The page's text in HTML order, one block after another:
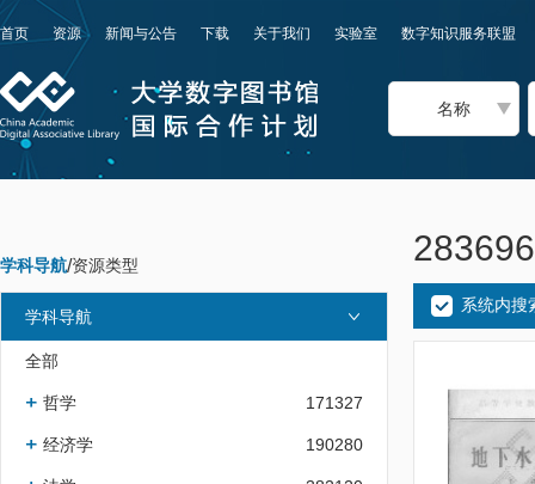
首页 资源 新闻与公告 下载 关于我们 实验室 数字知识服务联盟
名称
学科导航/资源类型
学科导航
全部
哲学 171327
经济学 190280
系统内搜